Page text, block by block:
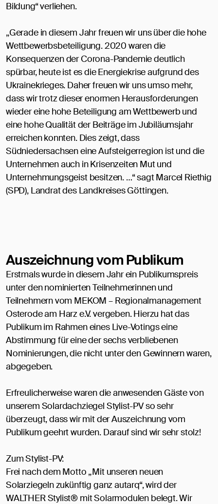
Bildung“ verliehen.
„Gerade in diesem Jahr freuen wir uns über die hohe
Wettbewerbsbeteiligung. 2020 waren die
Konsequenzen der Corona-Pandemie deutlich
spürbar, heute ist es die Energiekrise aufgrund des
Ukrainekrieges. Daher freuen wir uns umso mehr,
dass wir trotz dieser enormen Herausforderungen
wieder eine hohe Beteiligung am Wettbewerb und
eine hohe Qualität der Beiträge im Jubiläumsjahr
erreichen konnten. Dies zeigt, dass
Südniedersachsen eine Aufsteigerregion ist und die
Unternehmen auch in Krisenzeiten Mut und
Unternehmungsgeist besitzen. …“ sagt Marcel Riethig
(SPD), Landrat des Landkreises Göttingen.
Auszeichnung vom Publikum
Erstmals wurde in diesem Jahr ein Publikumspreis
unter den nominierten Teilnehmerinnen und
Teilnehmern vom MEKOM – Regionalmanagement
Osterode am Harz e.V. vergeben. Hierzu hat das
Publikum im Rahmen eines Live-Votings eine
Abstimmung für eine der sechs verbliebenen
Nominierungen, die nicht unter den Gewinnern waren,
abgegeben.
Erfreulicherweise waren die anwesenden Gäste von
unserem Solardachziegel Stylist-PV so sehr
überzeugt, dass wir mit der Auszeichnung vom
Publikum geehrt wurden. Darauf sind wir sehr stolz!
Zum Stylist-PV:
Frei nach dem Motto „Mit unseren neuen
Solarziegeln zukünftig ganz autarq“, wird der
WALTHER Stylist® mit Solarmodulen belegt. Wir